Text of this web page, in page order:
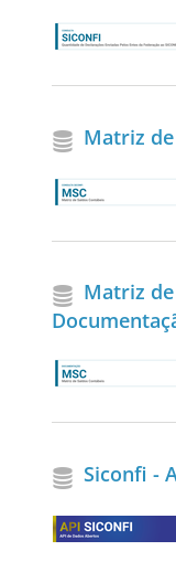
Matriz de
Matriz de
Siconfi -